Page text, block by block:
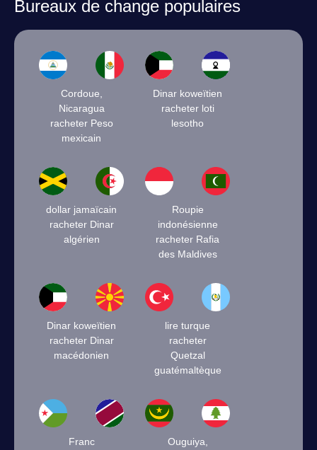
Bureaux de change populaires
Cordoue,
Nicaragua
racheter Peso
mexicain
Dinar koweïtien
racheter loti
lesotho
dollar jamaïcain
racheter Dinar
algérien
Roupie
indonésienne
racheter Rafia
des Maldives
Dinar koweïtien
racheter Dinar
macédonien
lire turque
racheter
Quetzal
guatémaltèque
Franc
Ouguiya,